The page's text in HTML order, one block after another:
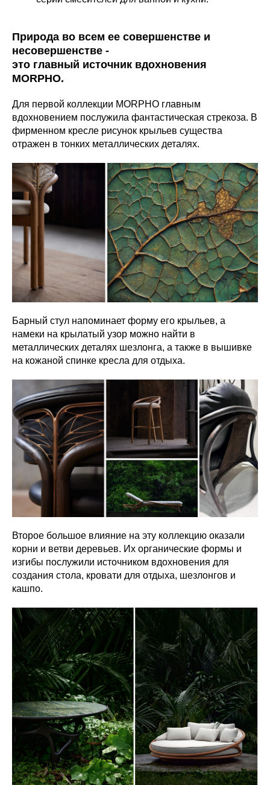
Природа во всем ее совершенстве и
несовершенстве -
это главный источник вдохновения
MORPHO.
Для первой коллекции MORPHO главным
вдохновением послужила фантастическая стрекоза. В
фирменном кресле рисунок крыльев существа
отражен в тонких металлических деталях.
Барный стул напоминает форму его крыльев, а
намеки на крылатый узор можно найти в
металлических деталях шезлонга, а также в вышивке
на кожаной спинке кресла для отдыха.
Второе большое влияние на эту коллекцию оказали
корни и ветви деревьев. Их органические формы и
изгибы послужили источником вдохновения для
создания стола, кровати для отдыха, шезлонгов и
кашпо.